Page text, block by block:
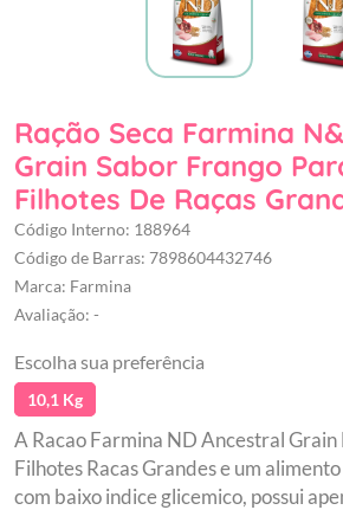
Ração Seca Farmina
Grain Sabor Frango
Filhotes De Raças
Código Interno: 188964
Código de Barras: 7898604432746
Marca: Farmina
Avaliação: -
Escolha sua preferência
10,1 Kg
A Racao Farmina ND Ancestral Grain
Filhotes Racas Grandes e um
com baixo indice glicemico, possui